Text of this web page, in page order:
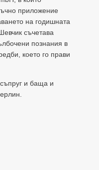
приложение
на годишната
съчетава
познания в
което го прави
и баща и